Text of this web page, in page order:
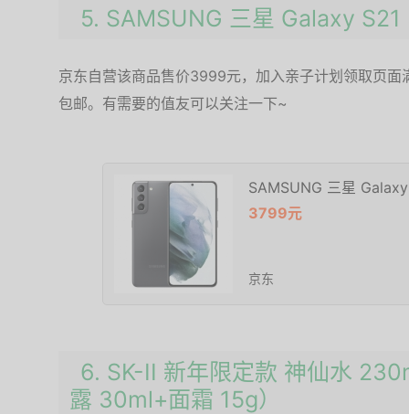
5. SAMSUNG 三星 Galaxy
京东自营该商品售价3999元，加入亲子计划领取页
包邮。有需要的值友可以关注一下~
SAMSUNG 三星
3799元
京东
6. SK-II 新年限定款 神仙水
露 30ml+面霜 15g）